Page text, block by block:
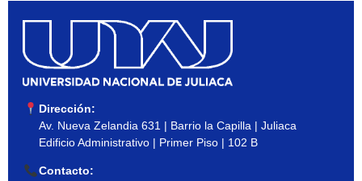
Dirección:
Av. Nueva Zelandia 631 | Barrio la Capilla | Juliaca
Edificio Administrativo | Primer Piso | 102 B
Contacto: